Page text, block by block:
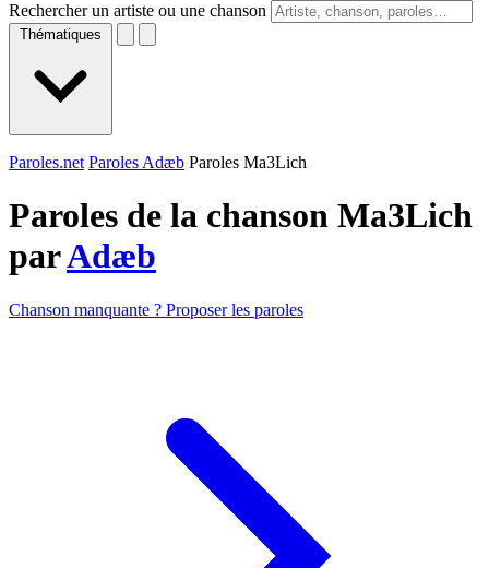
Rechercher un artiste ou une chanson
Thématiques
Paroles.net Paroles Adæb Paroles Ma3Lich
Paroles de la chanson Ma3Lich
parAdæb
Chanson manquante ? Proposer les paroles